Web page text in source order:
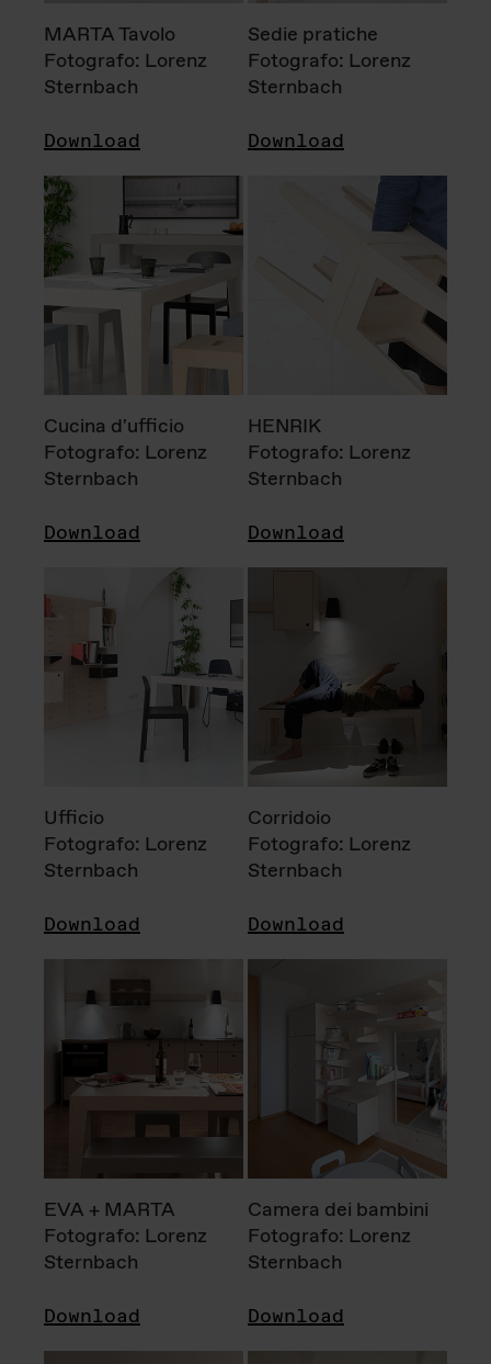
MARTA Tavolo
Fotografo: Lorenz
Sternbach
Download
Sedie pratiche
Fotografo: Lorenz
Sternbach
Download
Cucina d'ufficio
Fotografo: Lorenz
Sternbach
Download
HENRIK
Fotografo: Lorenz
Sternbach
Download
Ufficio
Fotografo: Lorenz
Sternbach
Download
Corridoio
Fotografo: Lorenz
Sternbach
Download
EVA + MARTA
Fotografo: Lorenz
Sternbach
Download
Camera dei bambini
Fotografo: Lorenz
Sternbach
Download